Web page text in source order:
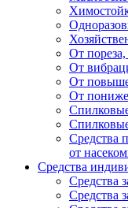
От пореза,
От
От
От
Средства
от
Средства
Средства
Средства